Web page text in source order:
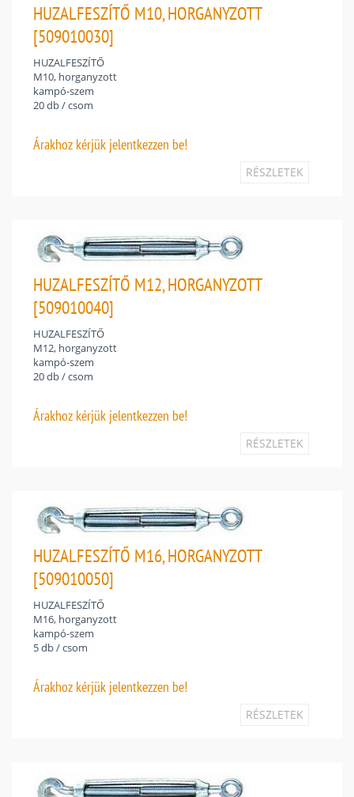
HUZALFESZÍTŐ M10, HORGANYZOTT
[509010030]
HUZALFESZÍTŐ
M10, horganyzott
kampó-szem
20 db / csom
Árakhoz kérjük jelentkezzen be!
RÉSZLETEK
HUZALFESZÍTŐ M12, HORGANYZOTT
[509010040]
HUZALFESZÍTŐ
M12, horganyzott
kampó-szem
20 db / csom
Árakhoz kérjük jelentkezzen be!
RÉSZLETEK
HUZALFESZÍTŐ M16, HORGANYZOTT
[509010050]
HUZALFESZÍTŐ
M16, horganyzott
kampó-szem
5 db / csom
Árakhoz kérjük jelentkezzen be!
RÉSZLETEK